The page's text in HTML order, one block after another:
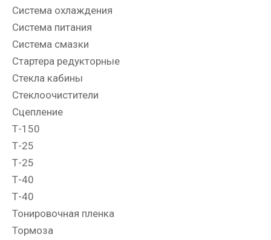
Система охлаждения
Система питания
Система смазки
Стартера редукторные
Стекла кабины
Стеклоочистители
Сцепление
Т-150
Т-25
Т-25
Т-40
Т-40
Тонировочная пленка
Тормоза